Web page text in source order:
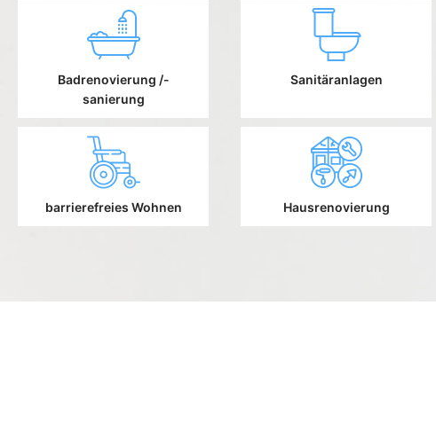
Badrenovierung /-
sanierung
Sanitäranlagen
barrierefreies Wohnen Hausrenovierung